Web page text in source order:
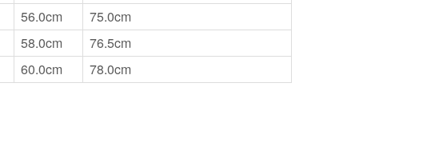
56.0cm
75.0cm
58.0cm
76.5cm
60.0cm 78.0cm